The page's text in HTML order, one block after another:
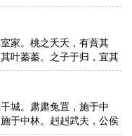
家。桃之夭夭，有蕡其
叶蓁蓁。之子于归，宜其
城。肃肃兔罝，施于中
于中林。赳赳武夫，公侯